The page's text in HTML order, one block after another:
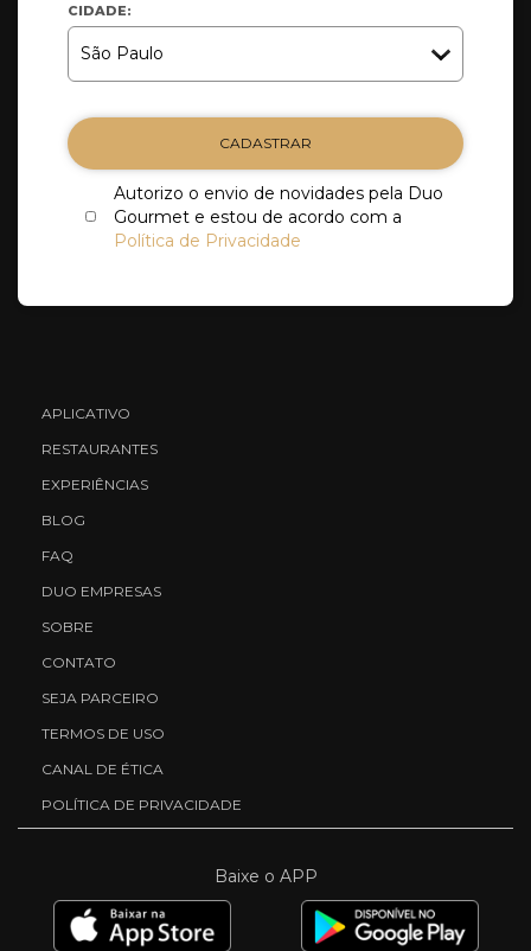
CIDADE:
CADASTRAR
Autorizo o envio de novidades pela Duo
Gourmet e estou de acordo com a
Política de Privacidade
APLICATIVO
RESTAURANTES
EXPERIÊNCIAS
BLOG
FAQ
DUO EMPRESAS
SOBRE
CONTATO
SEJA PARCEIRO
TERMOS DE USO
CANAL DE ÉTICA
POLÍTICA DE PRIVACIDADE
Baixe o APP